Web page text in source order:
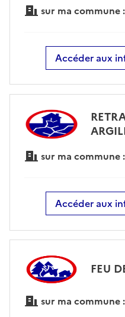
sur ma commune :
Accéder aux
sur ma commune :
Accéder aux
FEU
sur ma commune :